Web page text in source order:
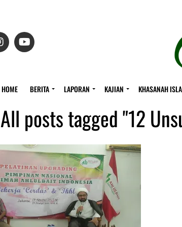
HOME BERITA LAPORAN KAJIAN KHASANAH
All posts tagged "12